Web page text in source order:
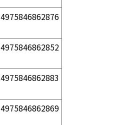
4975846862876
4975846862852
4975846862883
4975846862869